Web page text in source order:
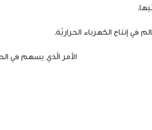
في إنتاج الكهرباء الحراريّة.
الأمر الّذي يسهم في